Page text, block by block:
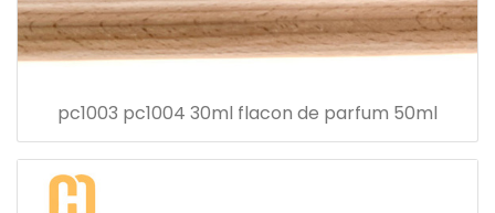
pc1003 pc1004 30ml flacon de parfum 50ml